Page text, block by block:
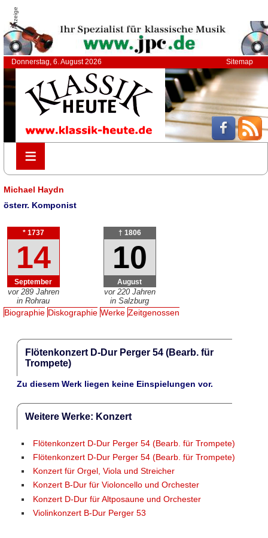
Anzeige
Donnerstag, 6. August 2026 Sitemap
≡
≡
Michael Haydn
österr. Komponist
* 1737
14
September
vor 289 Jahren
in Rohrau
† 1806
10
August
vor 220 Jahren
in Salzburg
Biographie Diskographie Werke Zeitgenossen
Flötenkonzert D-Dur Perger 54 (Bearb. für
Trompete)
Zu diesem Werk liegen keine Einspielungen vor.
Weitere Werke: Konzert
Flötenkonzert D-Dur Perger 54 (Bearb. für Trompete)
Flötenkonzert D-Dur Perger 54 (Bearb. für Trompete)
Konzert für Orgel, Viola und Streicher
Konzert B-Dur für Violoncello und Orchester
Konzert D-Dur für Altposaune und Orchester
Violinkonzert B-Dur Perger 53